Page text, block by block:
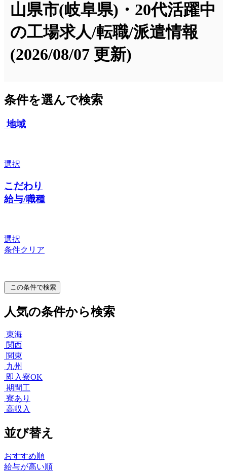
山県市(岐阜県)・20代活躍中
の工場求人/転職/派遣情報
(2026/08/07 更新)
条件を選んで検索
地域
選択
こだわり
給与/職種
選択
条件クリア
この条件で検索
人気の条件から検索
東海
関西
関東
九州
即入寮OK
期間工
寮あり
高収入
並び替え
おすすめ順
給与が高い順